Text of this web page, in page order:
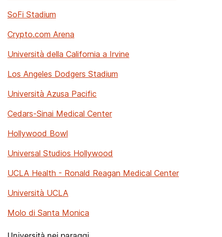
SoFi Stadium
Crypto.com Arena
Università della California a Irvine
Los Angeles Dodgers Stadium
Università Azusa Pacific
Cedars-Sinai Medical Center
Hollywood Bowl
Universal Studios Hollywood
UCLA Health - Ronald Reagan Medical Center
Università UCLA
Molo di Santa Monica